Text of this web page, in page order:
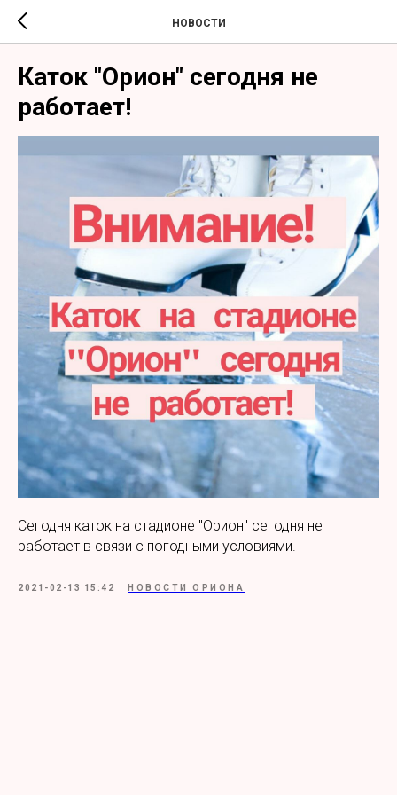
НОВОСТИ
Каток "Орион" сегодня не
работает!
Сегодня каток на стадионе "Орион" сегодня не
работает в связи с погодными условиями.
2021-02-13 15:42 НОВОСТИ ОРИОНА